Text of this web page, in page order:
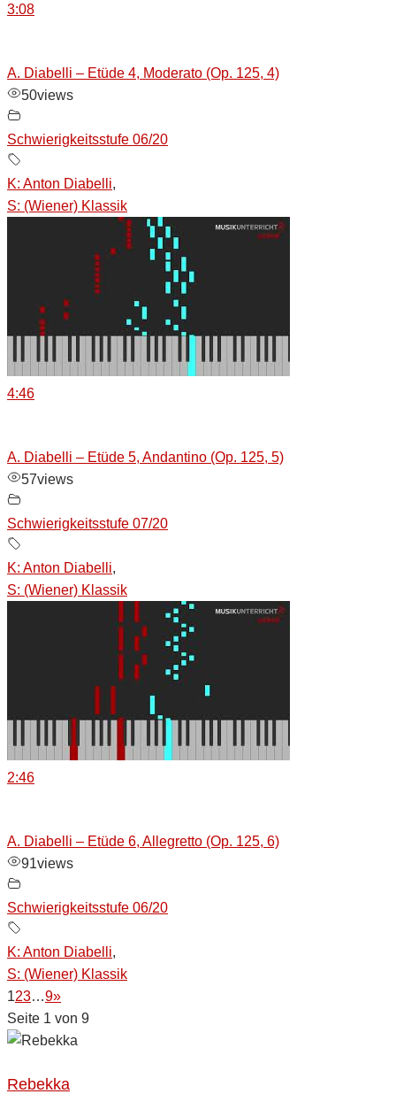
3:08
A. Diabelli – Etüde 4, Moderato (Op. 125, 4)
50views
Schwierigkeitsstufe 06/20
K: Anton Diabelli,
S: (Wiener) Klassik
4:46
A. Diabelli – Etüde 5, Andantino (Op. 125, 5)
57views
Schwierigkeitsstufe 07/20
K: Anton Diabelli,
S: (Wiener) Klassik
2:46
A. Diabelli – Etüde 6, Allegretto (Op. 125, 6)
91views
Schwierigkeitsstufe 06/20
K: Anton Diabelli,
S: (Wiener) Klassik
123…9»
Seite 1 von 9
Rebekka